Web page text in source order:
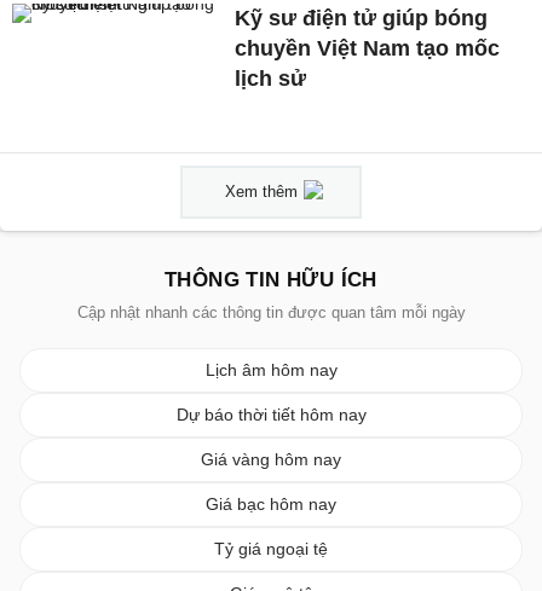
Kỹ sư điện tử giúp bóng
chuyền Việt Nam tạo mốc
lịch sử
Xem thêm
THÔNG TIN HỮU ÍCH
Cập nhật nhanh các thông tin được quan tâm mỗi ngày
Lịch âm hôm nay
Dự báo thời tiết hôm nay
Giá vàng hôm nay
Giá bạc hôm nay
Tỷ giá ngoại tệ